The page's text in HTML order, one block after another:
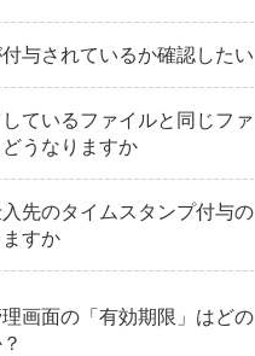
与されているか確認したい
ているファイルと同じファ
うなりますか
先のタイムスタンプ付与の
すか
画面の「有効期限」はどの